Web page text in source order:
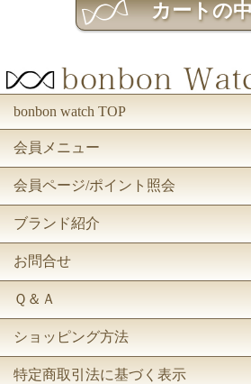
bonbon watch TOP
会員メニュー
会員ページ/ポイント照会
ブランド紹介
お問合せ
Ｑ＆Ａ
ショッピング方法
特定商取引法に基づく表示